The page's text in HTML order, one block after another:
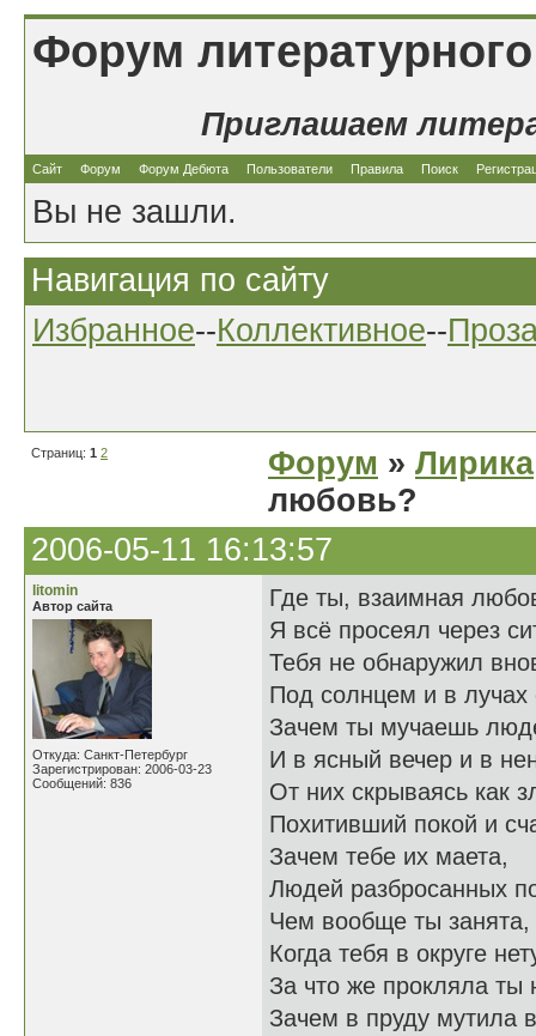
Форум
Приглашаем
Сайт Форум Форум Дебюта Пользователи Правила Поиск
Вы не зашли.
Навигация по сайту
Избранное--Коллективное--
Страниц: 1 2 Форум » Лирика
любовь?
2006-05-11 16:13:57
litomin
Автор сайта
Откуда: Санкт-Петербург
Зарегистрирован: 2006-03-23
Сообщений: 836
Где ты, взаимная
Я всё просеял через
Тебя не обнаружил
Под солнцем и в лучах
Зачем ты мучаешь
И в ясный вечер и в
От них скрываясь как
Похитивший покой и
Зачем тебе их маета,
Людей разбросанных
Чем вообще ты занята,
Когда тебя в округе
За что же прокляла ты
Зачем в пруду мутила